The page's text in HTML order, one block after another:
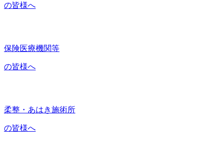
の皆様へ
保険医療機関等
の皆様へ
柔整・あはき施術所
の皆様へ